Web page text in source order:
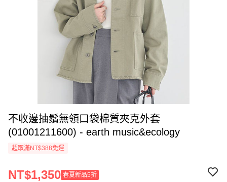
不收邊抽鬚無領口袋棉質夾克外套
(01001211600) - earth music&ecology
超取滿NT$388免運
NT$1,350 春夏新品5折